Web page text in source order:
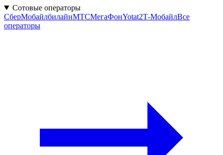
Сотовые операторы
СберМобайлбилайнМТСМегаФонYotat2Т-МобайлВсе
операторы